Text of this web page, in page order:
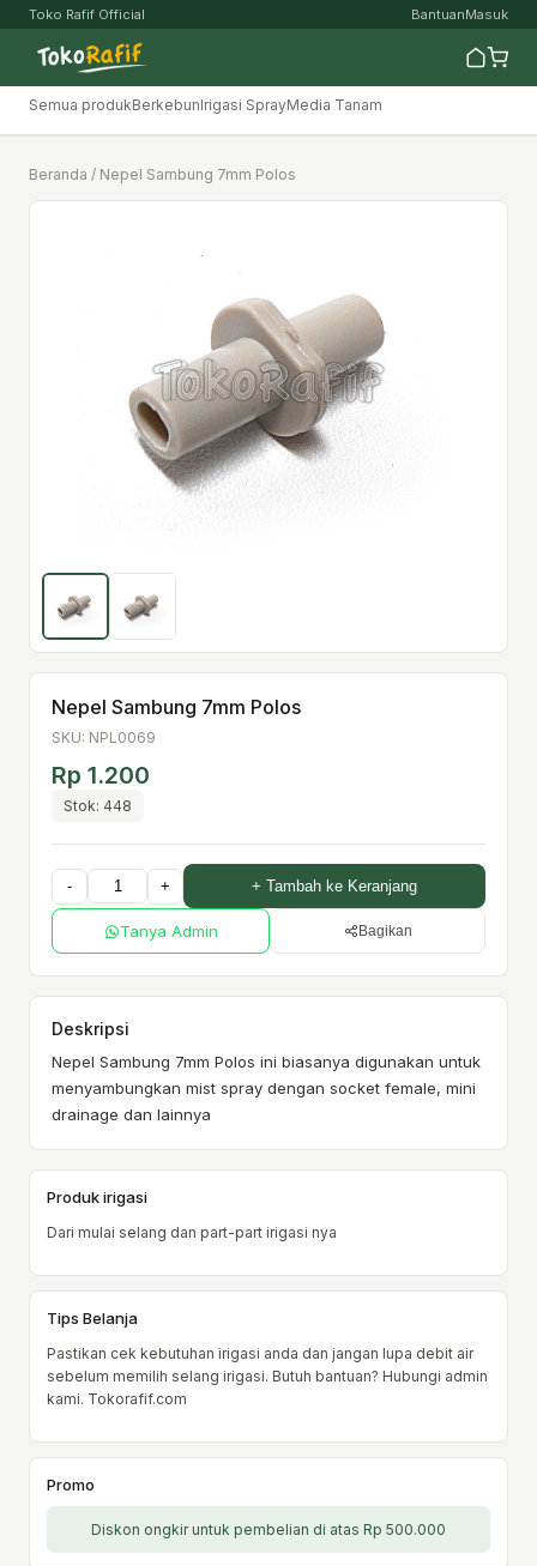
Toko Rafif Official BantuanMasuk
Semua produkBerkebunIrigasi SprayMedia Tanam
Beranda / Nepel Sambung 7mm Polos
Nepel Sambung 7mm Polos
SKU: NPL0069
Rp 1.200
Stok: 448
- + + Tambah ke Keranjang
Tanya Admin Bagikan
Deskripsi
Nepel Sambung 7mm Polos ini biasanya digunakan untuk
menyambungkan mist spray dengan socket female, mini
drainage dan lainnya
Produk irigasi
Dari mulai selang dan part-part irigasi nya
Tips Belanja
Pastikan cek kebutuhan irigasi anda dan jangan lupa debit air
sebelum memilih selang irigasi. Butuh bantuan? Hubungi admin
kami. Tokorafif.com
Promo
Diskon ongkir untuk pembelian di atas Rp 500.000